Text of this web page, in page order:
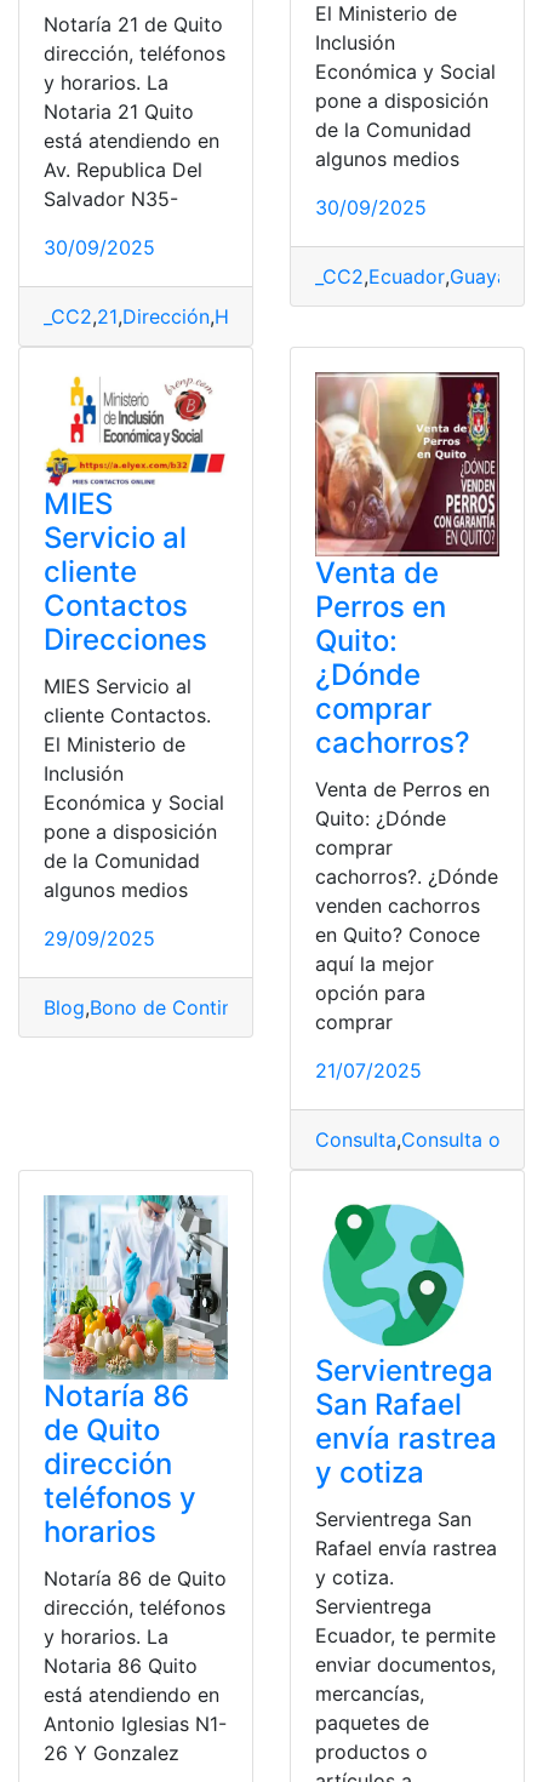
Notaría 21 de Quito
dirección, teléfonos
y horarios. La
Notaria 21 Quito
está atendiendo en
Av. Republica Del
Salvador N35-
30/09/2025
_CC2,21,Dirección,Horarios
El Ministerio de
Inclusión
Económica y Social
pone a disposición
de la Comunidad
algunos medios
30/09/2025
_CC2,Ecuador,Guayaquil
MIES
Servicio al
cliente
Contactos
Direcciones
MIES Servicio al
cliente Contactos.
El Ministerio de
Inclusión
Económica y Social
pone a disposición
de la Comunidad
algunos medios
29/09/2025
Blog,Bono de Contingencia Bono de Desarrollo
Venta de
Perros en
Quito:
¿Dónde
comprar
cachorros?
Venta de Perros en
Quito: ¿Dónde
comprar
cachorros?. ¿Dónde
venden cachorros
en Quito? Conoce
aquí la mejor
opción para
comprar
21/07/2025
Consulta,Consulta online
Notaría 86
de Quito
dirección
teléfonos y
horarios
Notaría 86 de Quito
dirección, teléfonos
y horarios. La
Notaria 86 Quito
está atendiendo en
Antonio Iglesias N1-
26 Y Gonzalez
Servientrega
San Rafael
envía rastrea
y cotiza
Servientrega San
Rafael envía rastrea
y cotiza.
Servientrega
Ecuador, te permite
enviar documentos,
mercancías,
paquetes de
productos o